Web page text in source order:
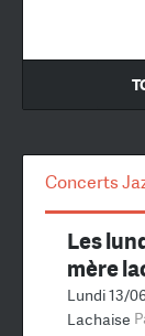
Concerts
Les
mère
Lundi 13/
Lachaise